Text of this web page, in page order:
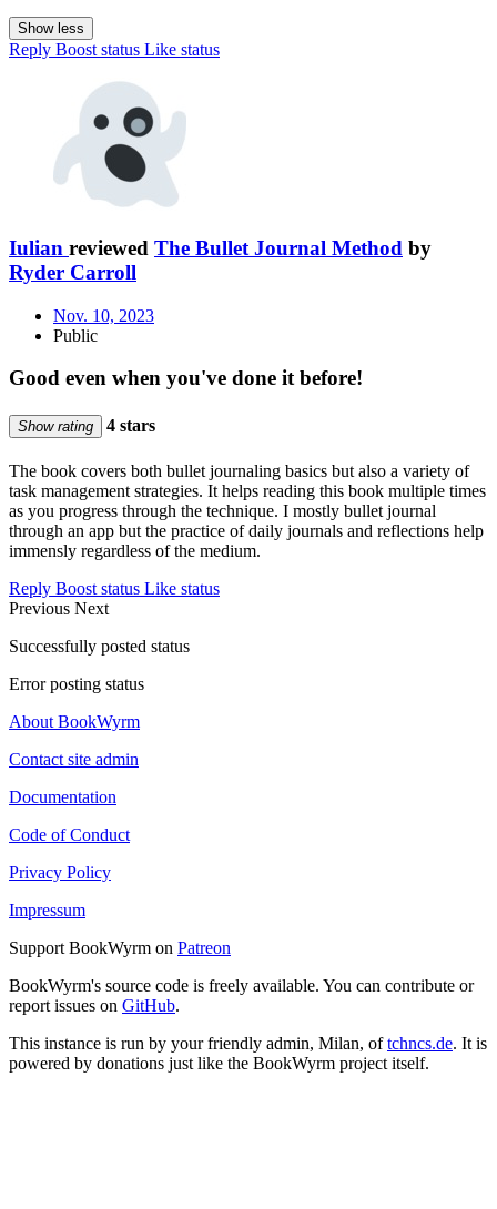
Show less
Reply Boost status Like status
Iulian reviewed The Bullet Journal Method by
Ryder Carroll
Nov. 10, 2023
Public
Good even when you've done it before!
Show rating 4 stars
The book covers both bullet journaling basics but also a variety of
task management strategies. It helps reading this book multiple times
as you progress through the technique. I mostly bullet journal
through an app but the practice of daily journals and reflections help
immensly regardless of the medium.
Reply Boost status Like status
Previous Next
Successfully posted status
Error posting status
About BookWyrm
Contact site admin
Documentation
Code of Conduct
Privacy Policy
Impressum
Support BookWyrm on Patreon
BookWyrm's source code is freely available. You can contribute or
report issues on GitHub.
This instance is run by your friendly admin, Milan, oftchncs.de. It is
powered by donations just like the BookWyrm project itself.